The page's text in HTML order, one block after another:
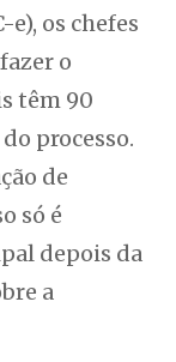
os chefes
o
têm 90
processo.
de
só é
depois da
a